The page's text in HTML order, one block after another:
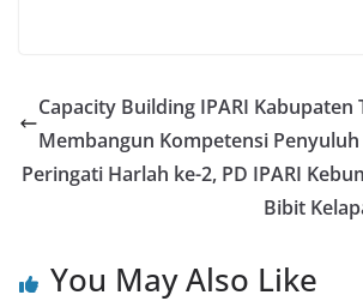
Capacity Building IPARI Kabupaten
Membangun Kompetensi Penyuluh
Peringati Harlah ke-2, PD IPARI
Bibit
You May Also Like